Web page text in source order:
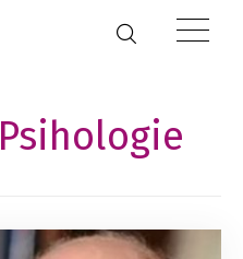
Psihologie